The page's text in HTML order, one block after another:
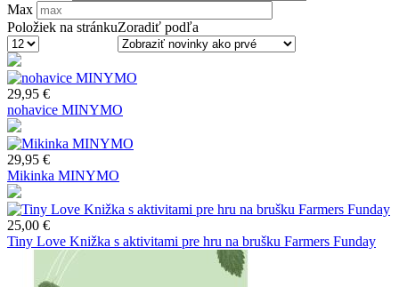
Max
Položiek na stránkuZoradiť podľa
29,95 €
nohavice MINYMO
29,95 €
Mikinka MINYMO
25,00 €
Tiny Love Knižka s aktivitami pre hru na brušku Farmers Funday